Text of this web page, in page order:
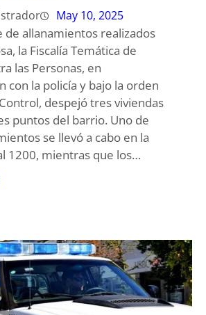
May 10, 2025
de allanamientos realizados
la Fiscalía Temática de
las Personas, en
con la policía y bajo la orden
despejó tres viviendas
puntos del barrio. Uno de
se llevó a cabo en la
1200, mientras que los…